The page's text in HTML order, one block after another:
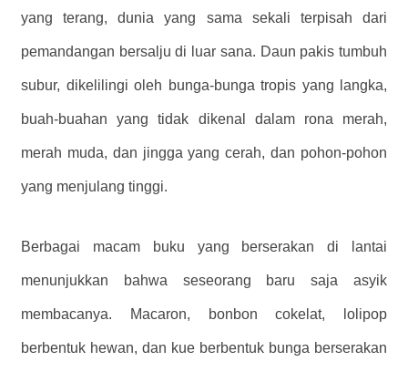
yang terang, dunia yang sama sekali terpisah dari
pemandangan bersalju di luar sana. Daun pakis tumbuh
subur, dikelilingi oleh bunga-bunga tropis yang langka,
buah-buahan yang tidak dikenal dalam rona merah,
merah muda, dan jingga yang cerah, dan pohon-pohon
yang menjulang tinggi.
Berbagai macam buku yang berserakan di lantai
menunjukkan bahwa seseorang baru saja asyik
membacanya. Macaron, bonbon cokelat, lolipop
berbentuk hewan, dan kue berbentuk bunga berserakan